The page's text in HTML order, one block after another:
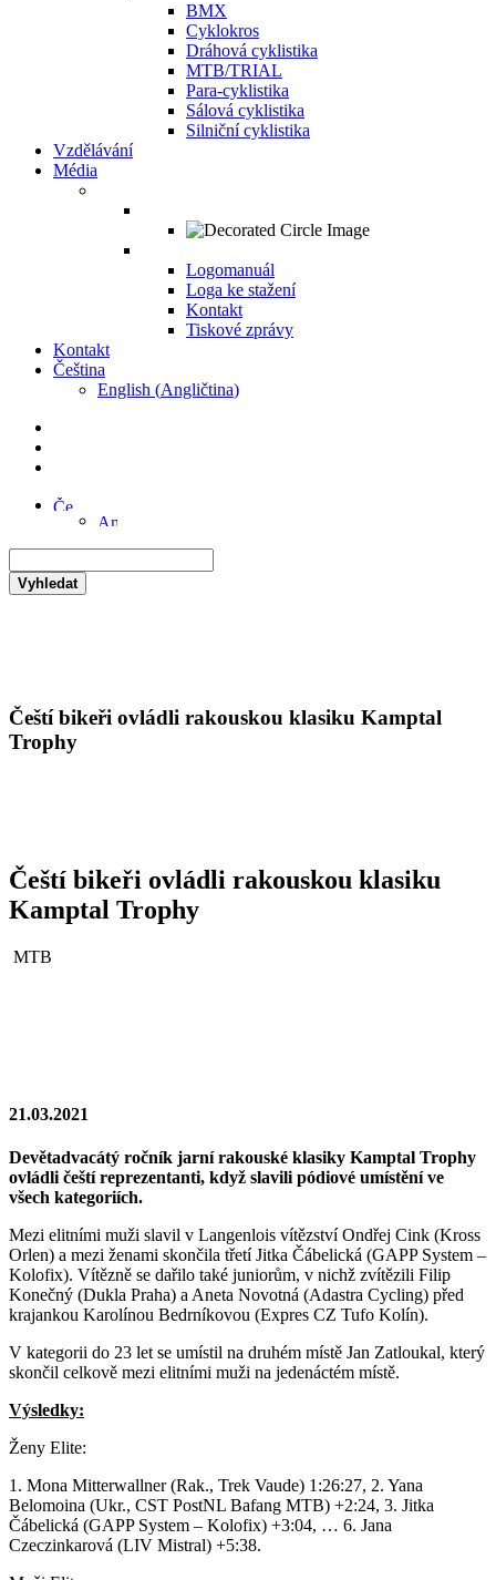
BMX
Cyklokros
Dráhová cyklistika
MTB/TRIAL
Para-cyklistika
Sálová cyklistika
Silniční cyklistika
Vzdělávání
Média
Logomanuál
Loga ke stažení
Kontakt
Tiskové zprávy
Kontakt
Čeština
English (Angličtina)
Vyhledat
Čeští bikeři ovládli rakouskou klasiku Kamptal
Trophy
Čeští bikeři ovládli rakouskou klasiku
Kamptal Trophy
MTB
21.03.2021
Devětadvacátý ročník jarní rakouské klasiky Kamptal Trophy
ovládli čeští reprezentanti, když slavili pódiové umístění ve
všech kategoriích.
Mezi elitními muži slavil v Langenlois vítězství Ondřej Cink (Kross
Orlen) a mezi ženami skončila třetí Jitka Čábelická (GAPP System –
Kolofix). Vítězně se dařilo také juniorům, v nichž zvítězili Filip
Konečný (Dukla Praha) a Aneta Novotná (Adastra Cycling) před
krajankou Karolínou Bedrníkovou (Expres CZ Tufo Kolín).
V kategorii do 23 let se umístil na druhém místě Jan Zatloukal, který
skončil celkově mezi elitními muži na jedenáctém místě.
Výsledky:
Ženy Elite:
1. Mona Mitterwallner (Rak., Trek Vaude) 1:26:27, 2. Yana
Belomoina (Ukr., CST PostNL Bafang MTB) +2:24, 3. Jitka
Čábelická (GAPP System – Kolofix) +3:04, … 6. Jana
Czeczinkarová (LIV Mistral) +5:38.